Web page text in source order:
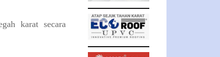
karat secara